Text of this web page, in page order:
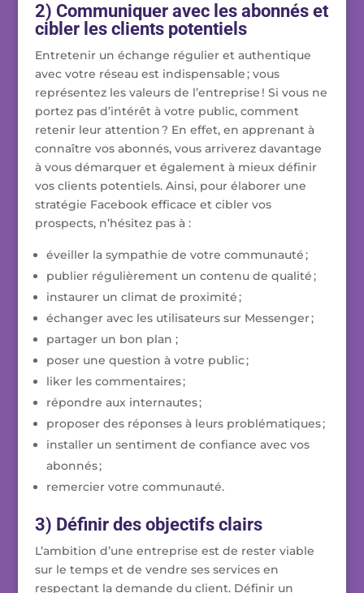
2) Communiquer avec les abonnés et
cibler les clients potentiels
Entretenir un échange régulier et authentique
avec votre réseau est indispensable ; vous
représentez les valeurs de l’entreprise ! Si vous ne
portez pas d’intérêt à votre public, comment
retenir leur attention ? En effet, en apprenant à
connaître vos abonnés, vous arriverez davantage
à vous démarquer et également à mieux définir
vos clients potentiels. Ainsi, pour élaborer une
stratégie Facebook efficace et cibler vos
prospects, n’hésitez pas à :
éveiller la sympathie de votre communauté ;
publier régulièrement un contenu de qualité ;
instaurer un climat de proximité ;
échanger avec les utilisateurs sur Messenger ;
partager un bon plan ;
poser une question à votre public ;
liker les commentaires ;
répondre aux internautes ;
proposer des réponses à leurs problématiques ;
installer un sentiment de confiance avec vos
abonnés ;
remercier votre communauté.
3) Définir des objectifs clairs
L’ambition d’une entreprise est de rester viable
sur le temps et de vendre ses services en
respectant la demande du client. Définir un